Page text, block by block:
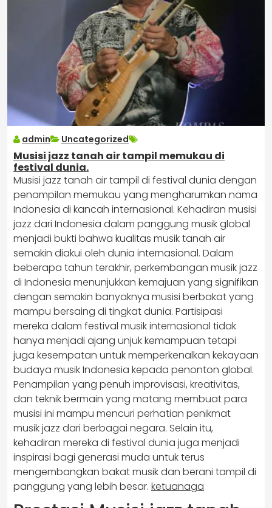
admin Uncategorized
Musisi jazz tanah air tampil memukau di
festival dunia.
Musisi jazz tanah air tampil di festival dunia dengan
penampilan memukau yang mengharumkan nama
Indonesia di kancah internasional. Kehadiran musisi
jazz dari Indonesia dalam panggung musik global
menjadi bukti bahwa kualitas musik tanah air
semakin diakui oleh dunia internasional. Dalam
beberapa tahun terakhir, perkembangan musik jazz
di Indonesia menunjukkan kemajuan yang signifikan
dengan semakin banyaknya musisi berbakat yang
mampu bersaing di tingkat dunia. Partisipasi
mereka dalam festival musik internasional tidak
hanya menjadi ajang unjuk kemampuan tetapi
juga kesempatan untuk memperkenalkan kekayaan
budaya musik Indonesia kepada penonton global.
Penampilan yang penuh improvisasi, kreativitas,
dan teknik bermain yang matang membuat para
musisi ini mampu mencuri perhatian penikmat
musik jazz dari berbagai negara. Selain itu,
kehadiran mereka di festival dunia juga menjadi
inspirasi bagi generasi muda untuk terus
mengembangkan bakat musik dan berani tampil di
panggung yang lebih besar. ketuanaga